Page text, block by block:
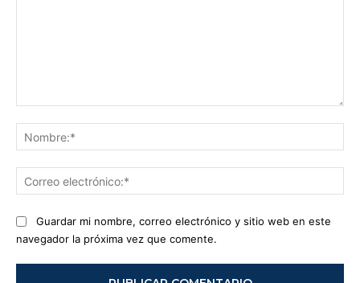
Guardar mi nombre, correo electrónico y sitio web en este
navegador la próxima vez que comente.